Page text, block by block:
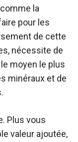
la
pour les
de cette
nécessite de
moyen le plus
minéraux et de
Plus vous
valeur ajoutée,